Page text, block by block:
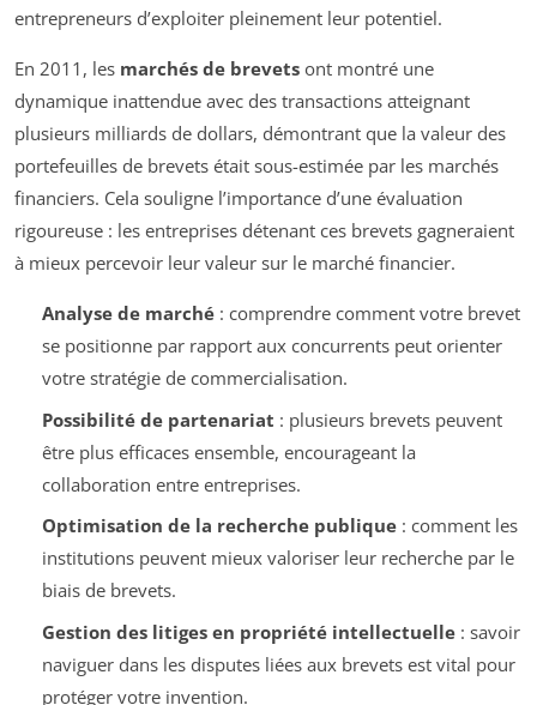
entrepreneurs d’exploiter pleinement leur potentiel.
En 2011, les marchés de brevets ont montré une
dynamique inattendue avec des transactions atteignant
plusieurs milliards de dollars, démontrant que la valeur des
portefeuilles de brevets était sous-estimée par les marchés
financiers. Cela souligne l’importance d’une évaluation
rigoureuse : les entreprises détenant ces brevets gagneraient
à mieux percevoir leur valeur sur le marché financier.
Analyse de marché: comprendre comment votre brevet
se positionne par rapport aux concurrents peut orienter
votre stratégie de commercialisation.
Possibilité de partenariat : plusieurs brevets peuvent
être plus efficaces ensemble, encourageant la
collaboration entre entreprises.
Optimisation de la recherche publique: comment les
institutions peuvent mieux valoriser leur recherche par le
biais de brevets.
Gestion des litiges en propriété intellectuelle: savoir
naviguer dans les disputes liées aux brevets est vital pour
protéger votre invention.